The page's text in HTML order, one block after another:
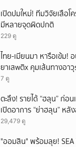
เปิดปมใหม่! ทีมวิจัยเสือ
มีหลายจุดผิดปกติ
229 ดู
ไทย-เมียนมา หารือเข้ม!
ยาเสwติx คุมเส้นทางอาวุ
7 ดู
ตะลึง! รายได้ “ฮลุน” ก่อน
เปิดอาการ “ย่าฮลุน” ห
บุตร!
29,479 ดู
"ออมสิน" พร้อมลุย! SEA